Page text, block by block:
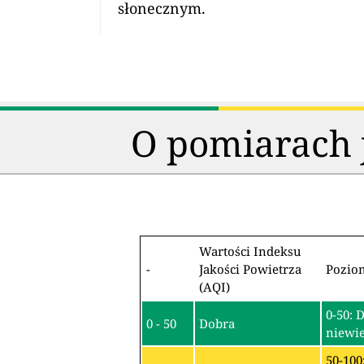
słonecznym.
O
-
Wartości Indeksu
Jakości Powietrza
(AQI)
0 - 50 Dobra
0-50:
50-